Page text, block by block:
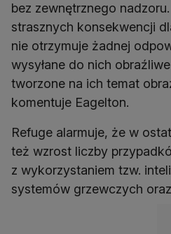
bez zewnętrznego
strasznych konsekwencji
nie otrzymuje żadnej
wysyłane do nich
tworzone na ich temat
komentuje Eagelton.
Refuge alarmuje, że w
też wzrost liczby
z wykorzystaniem tzw.
systemów grzewczych